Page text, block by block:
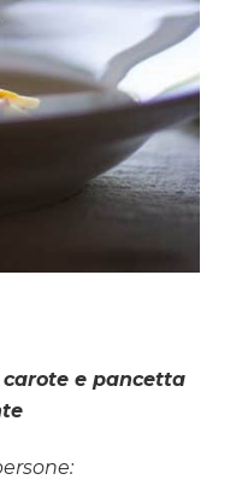
e pancetta